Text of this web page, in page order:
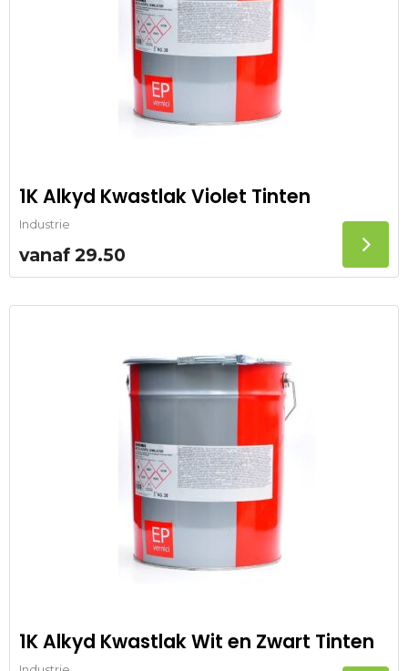
1K Alkyd Kwastlak Violet Tinten
Industrie
vanaf 29.50
1K Alkyd Kwastlak Wit en Zwart Tinten